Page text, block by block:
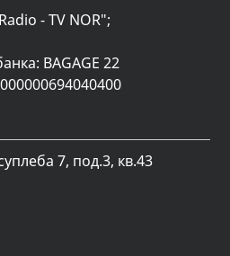
- TV NOR";
BAGAGE 22
7, под.3, кв.43